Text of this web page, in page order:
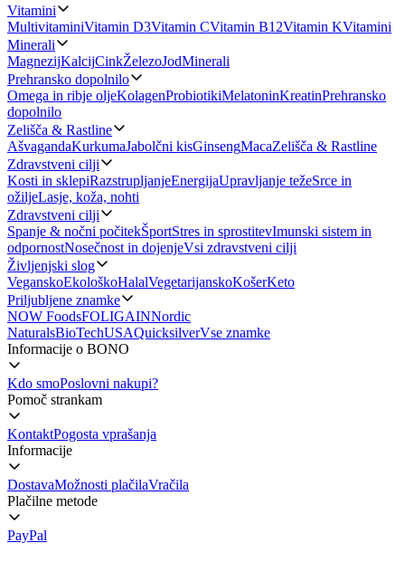
Vitamini
MultivitaminiVitamin D3Vitamin CVitamin B12Vitamin KVitamini
Minerali
MagnezijKalcijCinkŽelezoJodMinerali
Prehransko dopolnilo
Omega in ribje oljeKolagenProbiotikiMelatoninKreatinPrehransko
dopolnilo
Zelišča & Rastline
AšvagandaKurkumaJabolčni kisGinsengMacaZelišča & Rastline
Zdravstveni cilji
Kosti in sklepiRazstrupljanjeEnergijaUpravljanje težeSrce in
ožiljeLasje, koža, nohti
Zdravstveni cilji
Spanje & nočni počitekŠportStres in sprostitevImunski sistem in
odpornostNosečnost in dojenjeVsi zdravstveni cilji
Življenjski slog
VeganskoEkološkoHalalVegetarijanskoKošerKeto
Priljubljene znamke
NOW FoodsFOLIGAINNordic
NaturalsBioTechUSAQuicksilverVse znamke
Informacije o BONO
Kdo smoPoslovni nakupi?
Pomoč strankam
KontaktPogosta vprašanja
Informacije
DostavaMožnosti plačilaVračila
Plačilne metode
PayPal